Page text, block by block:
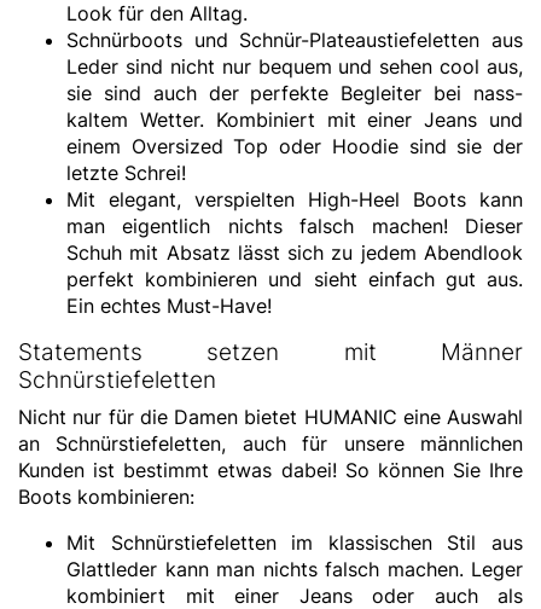
Look für den Alltag.
Schnürboots und Schnür-Plateaustiefeletten aus
Leder sind nicht nur bequem und sehen cool aus,
sie sind auch der perfekte Begleiter bei nass-
kaltem Wetter. Kombiniert mit einer Jeans und
einem Oversized Top oder Hoodie sind sie der
letzte Schrei!
Mit elegant, verspielten High-Heel Boots kann
man eigentlich nichts falsch machen! Dieser
Schuh mit Absatz lässt sich zu jedem Abendlook
perfekt kombinieren und sieht einfach gut aus.
Ein echtes Must-Have!
Statements setzen mit Männer
Schnürstiefeletten
Nicht nur für die Damen bietet HUMANIC eine Auswahl
an Schnürstiefeletten, auch für unsere männlichen
Kunden ist bestimmt etwas dabei! So können Sie Ihre
Boots kombinieren:
Mit Schnürstiefeletten im klassischen Stil aus
Glattleder kann man nichts falsch machen. Leger
kombiniert mit einer Jeans oder auch als